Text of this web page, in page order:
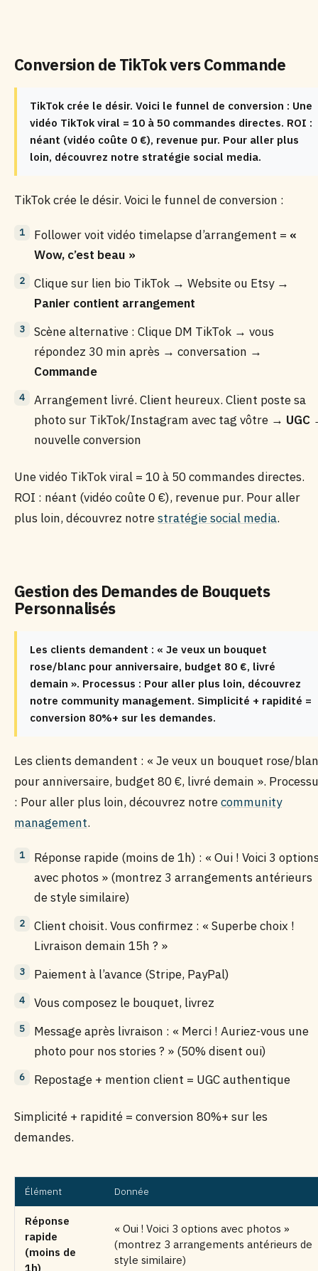
Conversion de TikTok vers Commande
TikTok crée le désir. Voici le funnel de conversion : Une
vidéo TikTok viral = 10 à 50 commandes directes. ROI :
néant (vidéo coûte 0 €), revenue pur. Pour aller plus
loin, découvrez notre stratégie social media.
TikTok crée le désir. Voici le funnel de conversion :
Follower voit vidéo timelapse d’arrangement = «
Wow, c’est beau »
Clique sur lien bio TikTok → Website ou Etsy →
Panier contient arrangement
Scène alternative : Clique DM TikTok → vous
répondez 30 min après → conversation →
Commande
Arrangement livré. Client heureux. Client poste sa
photo sur TikTok/Instagram avec tag vôtre → UGC
nouvelle conversion
Une vidéo TikTok viral = 10 à 50 commandes directes.
ROI : néant (vidéo coûte 0 €), revenue pur. Pour aller
plus loin, découvrez notrestratégie social media.
Gestion des Demandes de Bouquets
Personnalisés
Les clients demandent : « Je veux un bouquet
rose/blanc pour anniversaire, budget 80 €, livré
demain ». Processus : Pour aller plus loin, découvrez
notre community management. Simplicité + rapidité =
conversion 80%+ sur les demandes.
Les clients demandent : « Je veux un bouquet rose/
pour anniversaire, budget 80 €, livré demain ».
: Pour aller plus loin, découvrez notrecommunity
management.
Réponse rapide (moins de 1h) : « Oui ! Voici 3
avec photos » (montrez 3 arrangements antérieurs
de style similaire)
Client choisit. Vous confirmez : « Superbe choix !
Livraison demain 15h ? »
Paiement à l’avance (Stripe, PayPal)
Vous composez le bouquet, livrez
Message après livraison : « Merci ! Auriez-vous une
photo pour nos stories ? » (50% disent oui)
Repostage + mention client = UGC authentique
Simplicité + rapidité = conversion 80%+ sur les
demandes.
Élément Donnée
Réponse
rapide
(moins de
1h)
« Oui ! Voici 3 options avec photos »
(montrez 3 arrangements antérieurs de
style similaire)